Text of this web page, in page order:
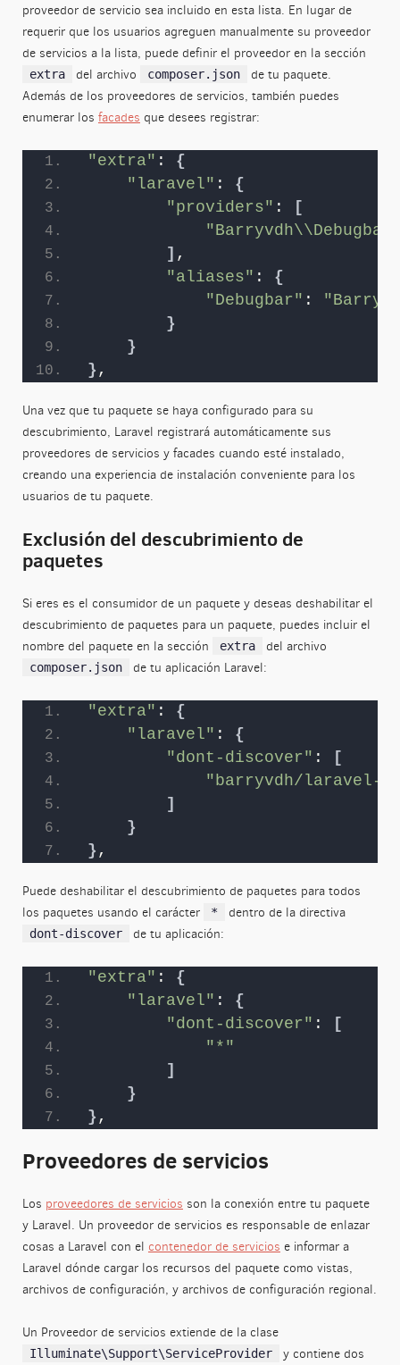
proveedor de servicio sea incluido en esta lista. En lugar de
requerir que los usuarios agreguen manualmente su proveedor
de servicios a la lista, puede definir el proveedor en la sección
extra del archivo composer.json
de tu paquete.
Además de los proveedores de servicios, también puedes
enumerar los facades que desees registrar:
"extra" : {
"laravel" : {
"providers" :
[
] ,
"aliases" : {
"Debugbar" :
}
}
} ,
Una vez que tu paquete se haya configurado para su
descubrimiento, Laravel registrará automáticamente sus
proveedores de servicios y facades cuando esté instalado,
creando una experiencia de instalación conveniente para los
usuarios de tu paquete.
Exclusión del descubrimiento de
paquetes
Si eres es el consumidor de un paquete y deseas deshabilitar el
descubrimiento de paquetes para un paquete, puedes incluir el
nombre del paquete en la sección
extra del archivo
composer.json de tu aplicación Laravel:
"extra" : {
"laravel" : {
"dont-discover" :
[
"barryvdh/laravel-
]
}
} ,
Puede deshabilitar el descubrimiento de paquetes para todos
los paquetes usando el carácter
* dentro de la directiva
dont-discover de tu aplicación:
"extra" : {
"laravel" : {
"dont-discover" :
[
"*"
]
}
} ,
Proveedores de servicios
Los proveedores de servicios son la conexión entre tu paquete
y Laravel. Un proveedor de servicios es responsable de enlazar
cosas a Laravel con el contenedor de servicios e informar a
Laravel dónde cargar los recursos del paquete como vistas,
archivos de configuración, y archivos de configuración regional.
Un Proveedor de servicios extiende de la clase
Illuminate\Support\ServiceProvider y contiene dos